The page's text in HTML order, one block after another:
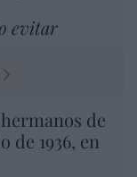
evitar
de
de 1936, en